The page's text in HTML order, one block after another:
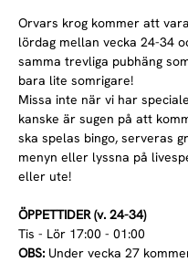
Orvars krog kommer att
lördag mellan vecka 24-34
samma trevliga pubhäng
bara lite somrigare!
Missa inte när vi har
kanske är sugen på att
ska spelas bingo, serveras
menyn eller lyssna på
eller ute!
ÖPPETTIDER (v. 24-34)
Tis - Lör 17:00 - 01:00
OBS: Under vecka 27